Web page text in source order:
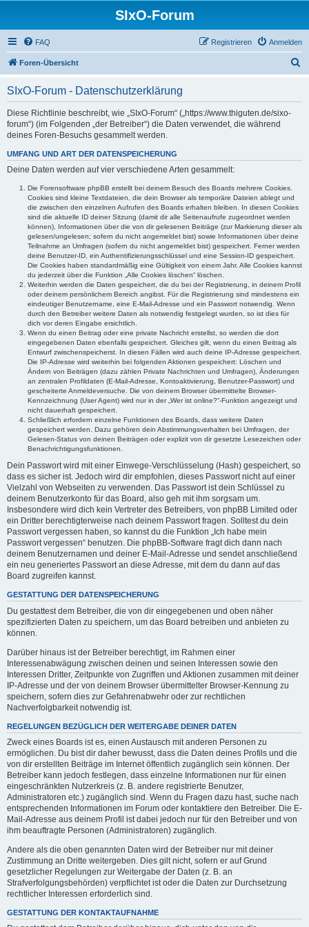
SIxO-Forum
FAQ Anmelden
Registrieren
Foren-Übersicht
SIxO-Forum - Datenschutzerklärung
Diese Richtlinie beschreibt, wie „SIxO-Forum“ („https://www.thiguten.de/sixo-
forum“) (im Folgenden „der Betreiber“) die Daten verwendet, die während
deines Foren-Besuchs gesammelt werden.
UMFANG UND ART DER DATENSPEICHERUNG
Deine Daten werden auf vier verschiedene Arten gesammelt:
Die Forensoftware phpBB erstellt bei deinem Besuch des Boards mehrere Cookies.
Cookies sind kleine Textdateien, die dein Browser als temporäre Dateien ablegt und
die zwischen den einzelnen Aufrufen des Boards erhalten bleiben. In diesen Cookies
sind die aktuelle ID deiner Sitzung (damit dir alle Seitenaufrufe zugeordnet werden
können), Informationen über die von dir gelesenen Beiträge (zur Markierung dieser als
gelesen/ungelesen; sofern du nicht angemeldet bist) sowie Informationen über deine
Teilnahme an Umfragen (sofern du nicht angemeldet bist) gespeichert. Ferner werden
deine Benutzer-ID, ein Authentifizierungsschlüssel und eine Session-ID gespeichert.
Die Cookies haben standardmäßig eine Gültigkeit von einem Jahr. Alle Cookies kannst
du jederzeit über die Funktion „Alle Cookies löschen“ löschen.
Weiterhin werden die Daten gespeichert, die du bei der Registrierung, in deinem Profil
oder deinem persönlichem Bereich angibst. Für die Registrierung sind mindestens ein
eindeutiger Benutzername, eine E-Mail-Adresse und ein Passwort notwendig. Wenn
durch den Betreiber weitere Daten als notwendig festgelegt wurden, so ist dies für
dich vor deren Eingabe ersichtlich.
Wenn du einen Beitrag oder eine private Nachricht erstellst, so werden die dort
eingegebenen Daten ebenfalls gespeichert. Gleiches gilt, wenn du einen Beitrag als
Entwurf zwischenspeicherst. In diesen Fällen wird auch deine IP-Adresse gespeichert.
Die IP-Adresse wird weiterhin bei folgenden Aktionen gespeichert: Löschen und
Ändern von Beiträgen (dazu zählen Private Nachrichten und Umfragen), Änderungen
an zentralen Profildaten (E-Mail-Adresse, Kontoaktivierung, Benutzer-Passwort) und
gescheiterte Anmeldeversuche. Die von deinem Browser übermittelte Browser-
Kennzeichnung (User Agent) wird nur in der „Wer ist online?“-Funktion angezeigt und
nicht dauerhaft gespeichert.
Schließlich erfordern einzelne Funktionen des Boards, dass weitere Daten
gespeichert werden. Dazu gehören dein Abstimmungsverhalten bei Umfragen, der
Gelesen-Status von deinen Beiträgen oder explizit von dir gesetzte Lesezeichen oder
Benachrichtigungsfunktionen.
Dein Passwort wird mit einer Einwege-Verschlüsselung (Hash) gespeichert, so
dass es sicher ist. Jedoch wird dir empfohlen, dieses Passwort nicht auf einer
Vielzahl von Webseiten zu verwenden. Das Passwort ist dein Schlüssel zu
deinem Benutzerkonto für das Board, also geh mit ihm sorgsam um.
Insbesondere wird dich kein Vertreter des Betreibers, von phpBB Limited oder
ein Dritter berechtigterweise nach deinem Passwort fragen. Solltest du dein
Passwort vergessen haben, so kannst du die Funktion „Ich habe mein
Passwort vergessen“ benutzen. Die phpBB-Software fragt dich dann nach
deinem Benutzernamen und deiner E-Mail-Adresse und sendet anschließend
ein neu generiertes Passwort an diese Adresse, mit dem du dann auf das
Board zugreifen kannst.
GESTATTUNG DER DATENSPEICHERUNG
Du gestattest dem Betreiber, die von dir eingegebenen und oben näher
spezifizierten Daten zu speichern, um das Board betreiben und anbieten zu
können.
Darüber hinaus ist der Betreiber berechtigt, im Rahmen einer
Interessenabwägung zwischen deinen und seinen Interessen sowie den
Interessen Dritter, Zeitpunkte von Zugriffen und Aktionen zusammen mit deiner
IP-Adresse und der von deinem Browser übermittelter Browser-Kennung zu
speichern, sofern dies zur Gefahrenabwehr oder zur rechtlichen
Nachverfolgbarkeit notwendig ist.
REGELUNGEN BEZÜGLICH DER WEITERGABE DEINER DATEN
Zweck eines Boards ist es, einen Austausch mit anderen Personen zu
ermöglichen. Du bist dir daher bewusst, dass die Daten deines Profils und die
von dir erstellten Beiträge im Internet öffentlich zugänglich sein können. Der
Betreiber kann jedoch festlegen, dass einzelne Informationen nur für einen
eingeschränkten Nutzerkreis (z. B. andere registrierte Benutzer,
Administratoren etc.) zugänglich sind. Wenn du Fragen dazu hast, suche nach
entsprechenden Informationen im Forum oder kontaktiere den Betreiber. Die E-
Mail-Adresse aus deinem Profil ist dabei jedoch nur für den Betreiber und von
ihm beauftragte Personen (Administratoren) zugänglich.
Andere als die oben genannten Daten wird der Betreiber nur mit deiner
Zustimmung an Dritte weitergeben. Dies gilt nicht, sofern er auf Grund
gesetzlicher Regelungen zur Weitergabe der Daten (z. B. an
Strafverfolgungsbehörden) verpflichtet ist oder die Daten zur Durchsetzung
rechtlicher Interessen erforderlich sind.
GESTATTUNG DER KONTAKTAUFNAHME